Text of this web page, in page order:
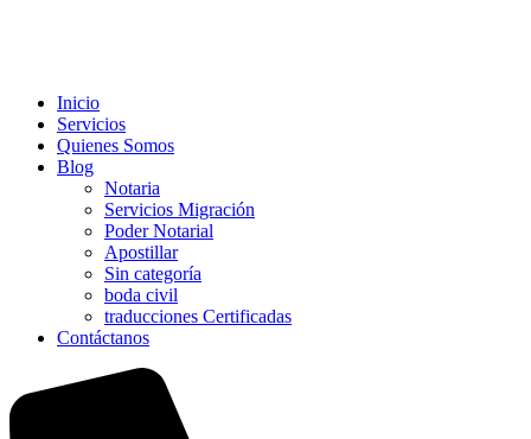
Inicio
Servicios
Quienes Somos
Blog
Notaria
Servicios Migración
Poder Notarial
Apostillar
Sin categoría
boda civil
traducciones Certificadas
Contáctanos